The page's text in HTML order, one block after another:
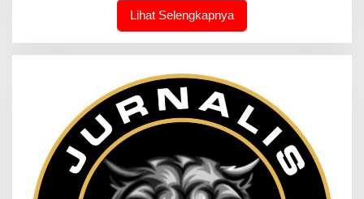
Lihat Selengkapnya